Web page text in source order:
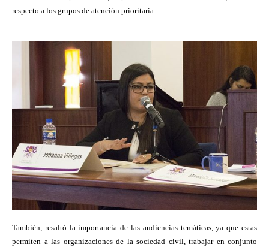
respecto a los grupos de atención prioritaria.
También, resaltó la importancia de las audiencias temáticas, ya que estas
permiten a las organizaciones de la sociedad civil, trabajar en conjunto